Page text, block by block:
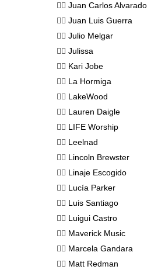
👉🏻 Juan Carlos Alvarado
👉🏻 Juan Luis Guerra
👉🏻 Julio Melgar
👉🏻 Julissa
👉🏻 Kari Jobe
👉🏻 La Hormiga
👉🏻 LakeWood
👉🏻 Lauren Daigle
👉🏻 LIFE Worship
👉🏻 Leelnad
👉🏻 Lincoln Brewster
👉🏻 Linaje Escogido
👉🏻 Lucía Parker
👉🏻 Luis Santiago
👉🏻 Luigui Castro
👉🏻 Maverick Music
👉🏻 Marcela Gandara
👉🏻 Matt Redman